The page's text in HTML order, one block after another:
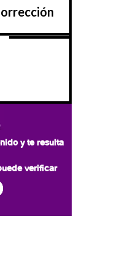
y te resulta
verificar